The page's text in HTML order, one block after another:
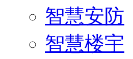
智慧安防
智慧楼宇